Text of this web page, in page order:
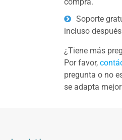
compra.
Soporte
incluso
¿Tiene más
Por favor,
pregunta o no
se adapta